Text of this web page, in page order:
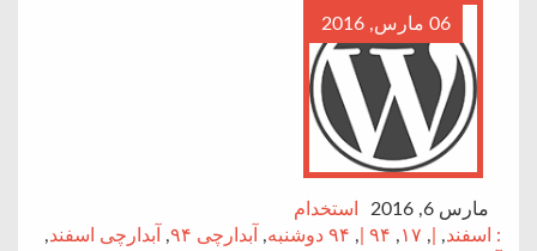
06 مارس, 2016
مارس 6, 2016
استخدام
: اسفند,
, ۱۷, ۹۴ | , ۹۴ دوشنبه , آبدارچی ۹۴ , آبدارچی اسفند,